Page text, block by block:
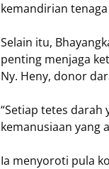
kemandirian
Selain itu,
penting menjaga
Ny. Heny, donor
“Setiap tetes darah
kemanusiaan yang
Ia menyoroti pula